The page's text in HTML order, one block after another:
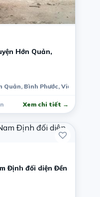
Hớn Quản,
Bình Phước, Việt Nam
Xem chi tiết →
Định đối diện Đền